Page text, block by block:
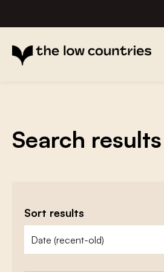
Search results
Sort results
zoeken - sorteer
sort content